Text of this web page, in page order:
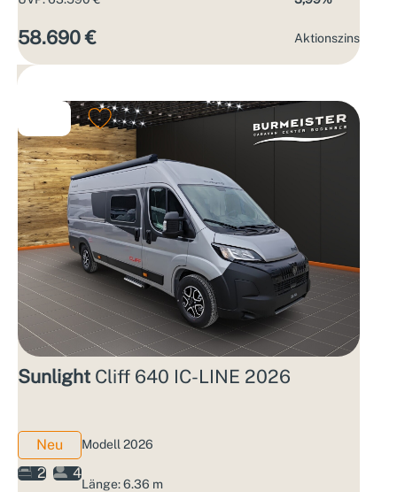
58.690 € Aktions­zins
Sunlight Cliff 640 IC-LINE 2026
Neu
2
4
Modell 2026
Länge: 6.36 m